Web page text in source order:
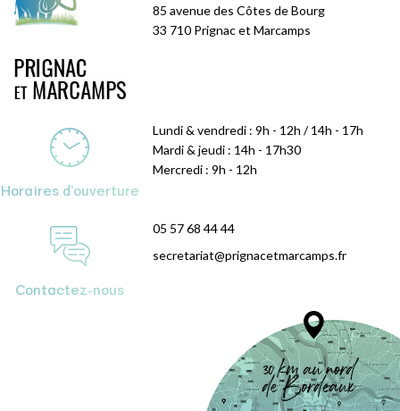
85 avenue des Côtes de Bourg
33 710 Prignac et Marcamps
Horaires d'ouverture
Lundi & vendredi : 9h - 12h / 14h - 17h
Mardi & jeudi : 14h - 17h30
Mercredi : 9h - 12h
Contactez-nous
05 57 68 44 44
secretariat@prignacetmarcamps.fr